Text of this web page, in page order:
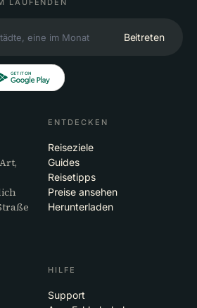
LAUFENDEN
Beitreten
ENTDECKEN
Reiseziele
Guides
Reisetipps
Preise ansehen
Herunterladen
HILFE
Support